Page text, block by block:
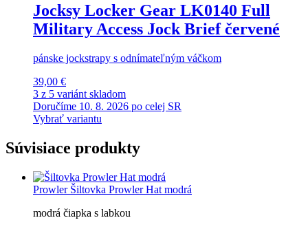
Jocksy Locker Gear LK0140 Full
Military Access Jock Brief červené
pánske jockstrapy s odnímateľným váčkom
39,00 €
3 z 5 variánt skladom
Doručíme 10. 8. 2026 po celej SR
Vybrať variantu
Súvisiace produkty
Prowler Šiltovka Prowler Hat modrá
modrá čiapka s labkou